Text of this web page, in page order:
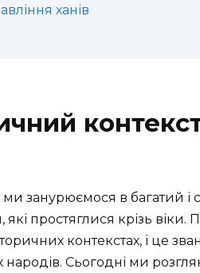
ханів
ми занурюємося в багатий і
простяглися крізь віки.
контекстах, і це
Сьогодні ми